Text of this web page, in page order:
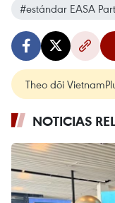
#estándar EASA
Theo dõi
NOTICIAS